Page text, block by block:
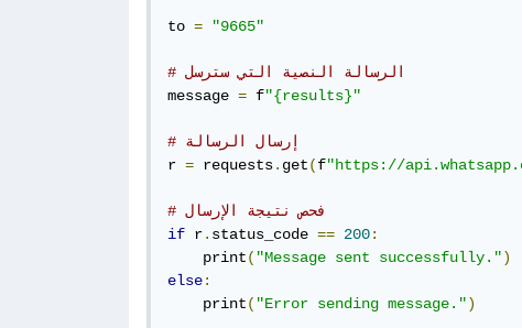
to = "9665"
# الرسالة النصية التي سترسل
message = f"{results}"
# إرسال الرسالة
r = requests. get(f"https://
# فحص نتيجة الإرسال
if r. status_code == 200:
    print
( "Message sent successfully.")
else:
    print
( "Error sending message.")